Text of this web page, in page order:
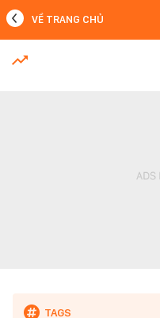
MỚI NHẤT
VỀ TRANG CHỦ